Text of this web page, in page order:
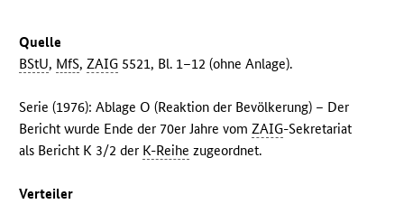
Quelle
BStU, MfS,ZAIG 5521, Bl. 1–12 (ohne Anlage).
Serie (1976): Ablage O (Reaktion der Bevölkerung) – Der
Bericht wurde Ende der 70er Jahre vomZAIG-Sekretariat
als Bericht K 3/2 der K-Reihe zugeordnet.
Verteiler